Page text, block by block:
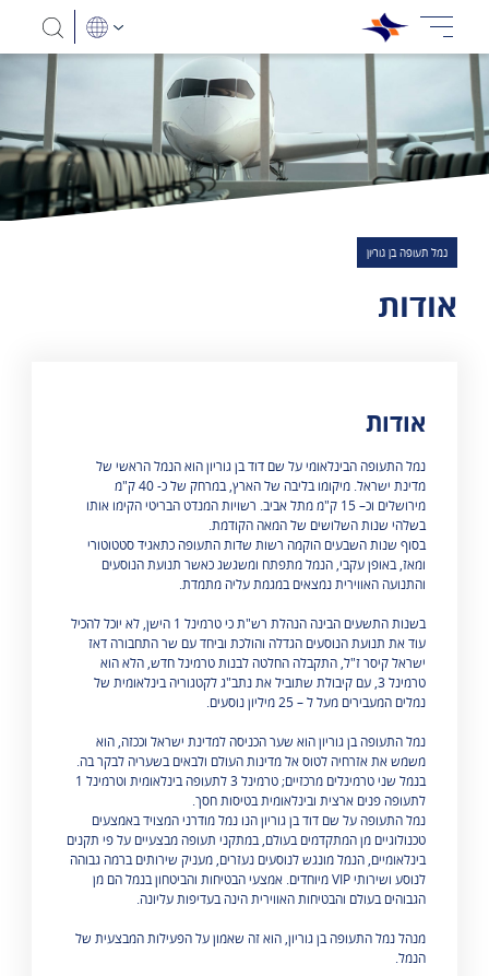
נמל תעופה בן גוריון
אודות
אודות
נמל התעופה הבינלאומי על שם דוד בן גוריון הוא הנמל הראשי של
מדינת ישראל. מיקומו בליבה של הארץ, במרחק של כ- 40 ק"מ
מירושלים וכ– 15 ק"מ מתל אביב. רשויות המנדט הבריטי הקימו אותו
בשלהי שנות השלושים של המאה הקודמת.
בסוף שנות השבעים הוקמה רשות שדות התעופה כתאגיד סטטוטורי
ומאז, באופן עקבי, הנמל מתפתח ומשגשג כאשר תנועת הנוסעים
והתנועה האווירית נמצאים במגמת עליה מתמדת.
בשנות התשעים הבינה הנהלת רש"ת כי טרמינל 1 הישן, לא יוכל להכיל
עוד את תנועת הנוסעים הגדלה והולכת וביחד עם שר התחבורה דאז
ישראל קיסר ז"ל, התקבלה החלטה לבנות טרמינל חדש, הלא הוא
טרמינל 3, עם קיבולת שתוביל את נתב"ג לקטגוריה בינלאומית של
נמלים המעבירים מעל ל – 25 מיליון נוסעים.
נמל התעופה בן גוריון הוא שער הכניסה למדינת ישראל וככזה, הוא
משמש את אזרחיה לטוס אל מדינות העולם ולבאים בשעריה לבקר בה.
בנמל שני טרמינלים מרכזיים; טרמינל 3 לתעופה בינלאומית וטרמינל 1
לתעופה פנים ארצית ובינלאומית בטיסות חסך.
נמל התעופה על שם דוד בן גוריון הנו נמל מודרני המצויד באמצעים
טכנולוגיים מן המתקדמים בעולם, במתקני תעופה מבצעיים על פי תקנים
בינלאומיים, הנמל מונגש לנוסעים נעזרים, מעניק שירותים ברמה גבוהה
לנוסע ושירותי VIP מיוחדים. אמצעי הבטיחות והביטחון בנמל הם מן
הגבוהים בעולם והבטיחות האווירית הינה בעדיפות עליונה.
מנהל נמל התעופה בן גוריון, הוא זה שאמון על הפעילות המבצעית של
הנמל.